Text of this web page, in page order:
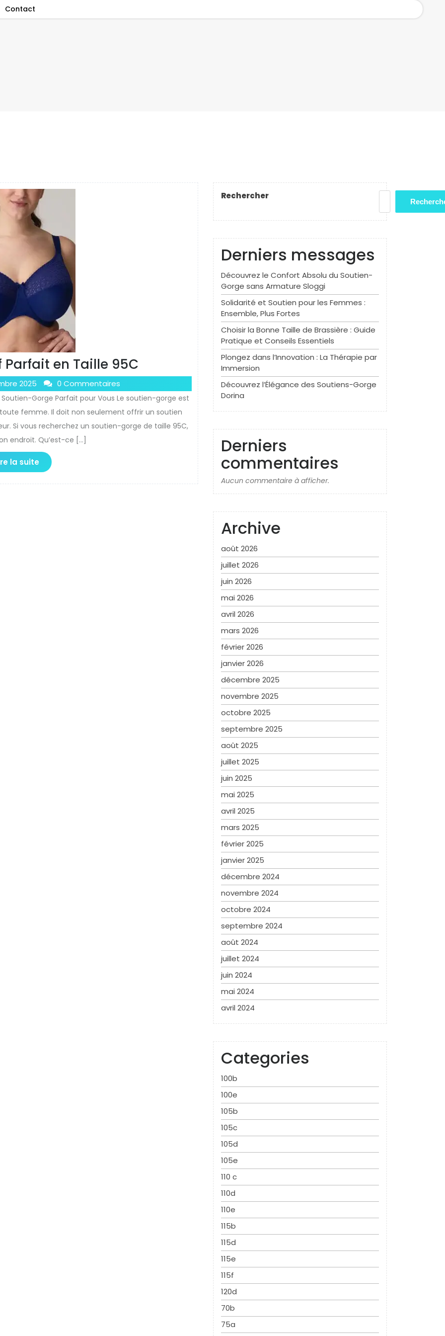
Contact
Parfait en Taille 95C
2025 0 Commentaires
Gorge Parfait pour Vous Le soutien-gorge est
femme. Il doit non seulement offrir un soutien
Si vous recherchez un soutien-gorge de taille 95C,
endroit. Qu’est-ce […]
la suite
Rechercher
Derniers messages
Découvrez le Confort Absolu du Soutien-
Gorge sans Armature Sloggi
Solidarité et Soutien pour les Femmes :
Ensemble, Plus Fortes
Choisir la Bonne Taille de Brassière : Guide
Pratique et Conseils Essentiels
Plongez dans l’Innovation : La Thérapie par
Immersion
Découvrez l’Élégance des Soutiens-Gorge
Dorina
Derniers
commentaires
Aucun commentaire à afficher.
Archive
août 2026
juillet 2026
juin 2026
mai 2026
avril 2026
mars 2026
février 2026
janvier 2026
décembre 2025
novembre 2025
octobre 2025
septembre 2025
août 2025
juillet 2025
juin 2025
mai 2025
avril 2025
mars 2025
février 2025
janvier 2025
décembre 2024
novembre 2024
octobre 2024
septembre 2024
août 2024
juillet 2024
juin 2024
mai 2024
avril 2024
Categories
100b
100e
105b
105c
105d
105e
110 c
110d
110e
115b
115d
115e
115f
120d
70b
75a